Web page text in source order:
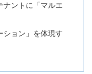
ントに「マルエ
ョン」を体現す